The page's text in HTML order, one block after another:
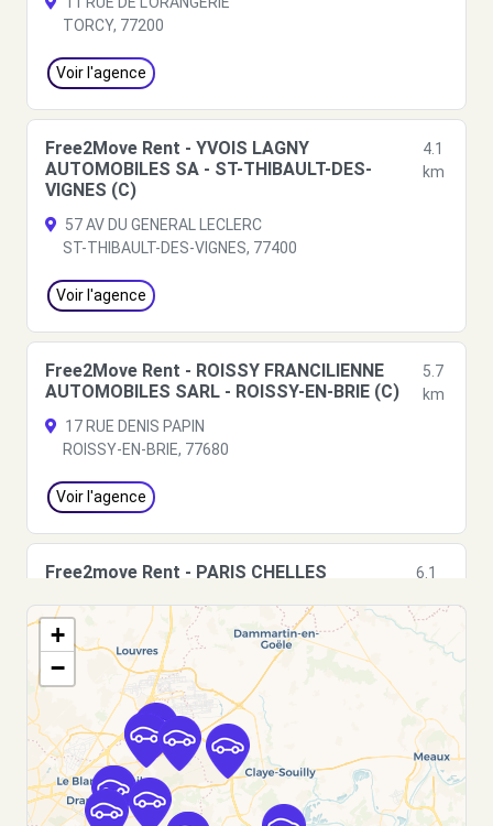
TORCY, 77200
Voir l'agence
Free2Move Rent - YVOIS LAGNY
AUTOMOBILES SA - ST-THIBAULT-DES-
VIGNES (C)
4.1
km
57 AV DU GENERAL LECLERC
ST-THIBAULT-DES-VIGNES, 77400
Voir l'agence
Free2Move Rent - ROISSY FRANCILIENNE
AUTOMOBILES SARL - ROISSY-EN-BRIE (C)
5.7
km
17 RUE DENIS PAPIN
ROISSY-EN-BRIE, 77680
Voir l'agence
Free2move Rent - PARIS CHELLES
6.1
AVENUE DU MARECHAL FOCH
CHELLES, FR-77, 77500
Voir l'agence
Free2move Rent - PARIS CHELLES
AUTOMOBILES - CHELLES (DS)
6.1
km
+
−